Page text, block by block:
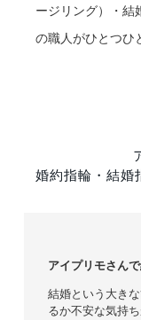
ージリング）・結
の職人がひとつひ
婚約指輪・結婚
アイプリモさん
結婚という大き
るか不安な気持